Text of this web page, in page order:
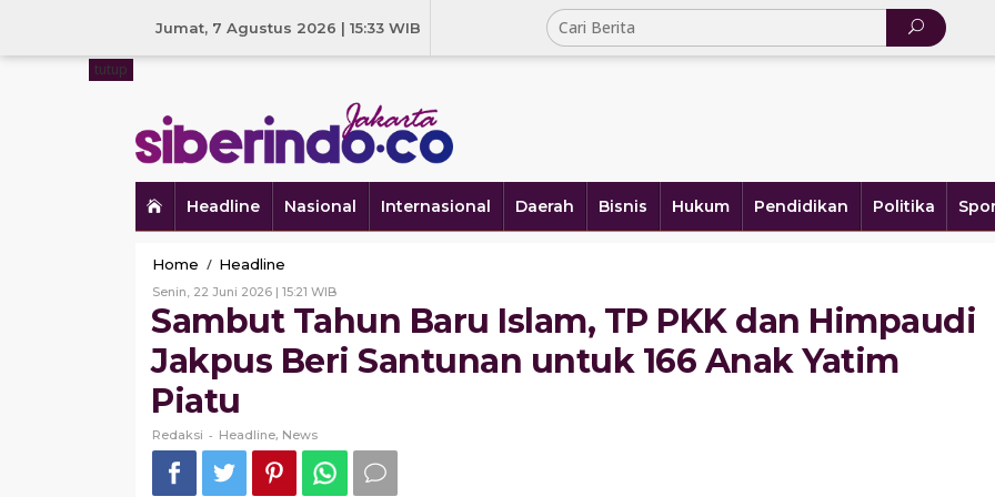
Jumat, 7 Agustus 2026 | 15:33 WIB
Headline Nasional Internasional Daerah Bisnis Hukum Pendidikan Politika
tutup
Home / Headline
Tahun
Baru
Islam,
PKK
Beri
Santunan
untuk
Senin, 22 Juni 2026 | 15:21 WIBOleh
Redaksi
Sambut Tahun Baru Islam, TP PKK dan Himpaudi
Jakpus Beri Santunan untuk 166 Anak Yatim
Piatu
Redaksi - Headline, News